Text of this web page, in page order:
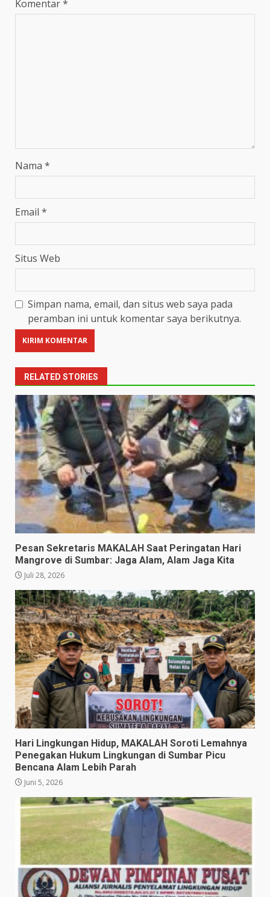
Komentar*
Nama *
Email *
Situs Web
Simpan nama, email, dan situs web saya pada
peramban ini untuk komentar saya berikutnya.
RELATED STORIES
Pesan Sekretaris MAKALAH Saat Peringatan Hari
Mangrove di Sumbar: Jaga Alam, Alam Jaga Kita
Juli 28, 2026
​Hari Lingkungan Hidup, MAKALAH Soroti Lemahnya
Penegakan Hukum Lingkungan di Sumbar Picu
Bencana Alam Lebih Parah
Juni 5, 2026